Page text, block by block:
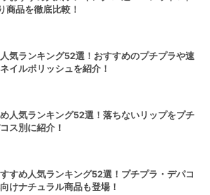
商品を徹底比較！
気ランキング52選！おすすめのプチプラや速
イルポリッシュを紹介！
人気ランキング52選！落ちないリップをプチ
ス別に紹介！
すめ人気ランキング52選！プチプラ・デパコ
けナチュラル商品も登場！